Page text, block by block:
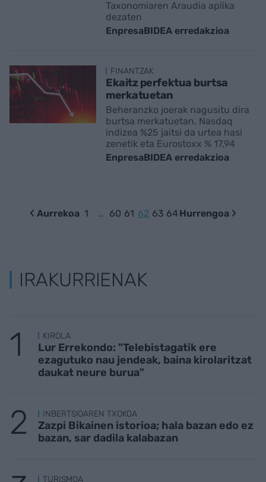
Taxonomiaren Araudia aplika
dezaten
EnpresaBIDEA erredakzioa
FINANTZAK
Ekaitz perfektua burtsa
merkatuetan
Beheranzko joerak nagusitu dira
burtsa merkatuetan. Nasdaq
indizea %25 jaitsi da urtea hasi
zenetik eta Eurostoxx % 17,94
EnpresaBIDEA erredakzioa
Aurrekoa 1 … 60 61 62 63 64Hurrengoa
IRAKURRIENAK
KIROLA
Lur Errekondo: "Telebistagatik ere
ezagutuko nau jendeak, baina kirolaritzat
daukat neure burua"
INBERTSIOAREN TXOKOA
Zazpi Bikainen istorioa; hala bazan edo ez
bazan, sar dadila kalabazan
TURISMOA